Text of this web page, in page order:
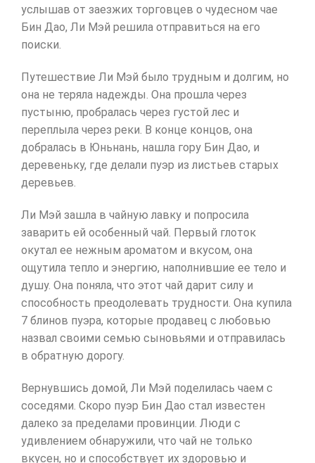
услышав от заезжих торговцев о чудесном чае
Бин Дао, Ли Мэй решила отправиться на его
поиски.
Путешествие Ли Мэй было трудным и долгим, но
она не теряла надежды. Она прошла через
пустыню, пробралась через густой лес и
переплыла через реки. В конце концов, она
добралась в Юньнань, нашла гору Бин Дао, и
деревеньку, где делали пуэр из листьев старых
деревьев.
Ли Мэй зашла в чайную лавку и попросила
заварить ей особенный чай. Первый глоток
окутал ее нежным ароматом и вкусом, она
ощутила тепло и энергию, наполнившие ее тело и
душу. Она поняла, что этот чай дарит силу и
способность преодолевать трудности. Она купила
7 блинов пуэра, которые продавец с любовью
назвал своими семью сыновьями и отправилась
в обратную дорогу.
Вернувшись домой, Ли Мэй поделилась чаем с
соседями. Скоро пуэр Бин Дао стал известен
далеко за пределами провинции. Люди с
удивлением обнаружили, что чай не только
вкусен, но и способствует их здоровью и